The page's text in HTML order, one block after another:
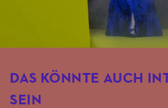
DAS KÖNNTE AUCH
SEIN